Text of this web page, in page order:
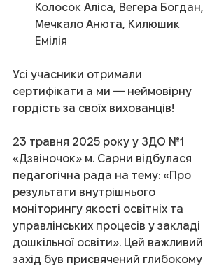
Колосок Аліса, Вегера Богдан,
Мечкало Анюта, Килюшик
Емілія
Усі учасники отримали
сертифікати а ми — неймовірну
гордість за своїх вихованців!
23 травня 2025 року у ЗДО №1
«Дзвіночок» м. Сарни відбулася
педагогічна рада на тему: «Про
результати внутрішнього
моніторингу якості освітніх та
управлінських процесів у закладі
дошкільної освіти». Цей важливий
захід був присвячений глибокому